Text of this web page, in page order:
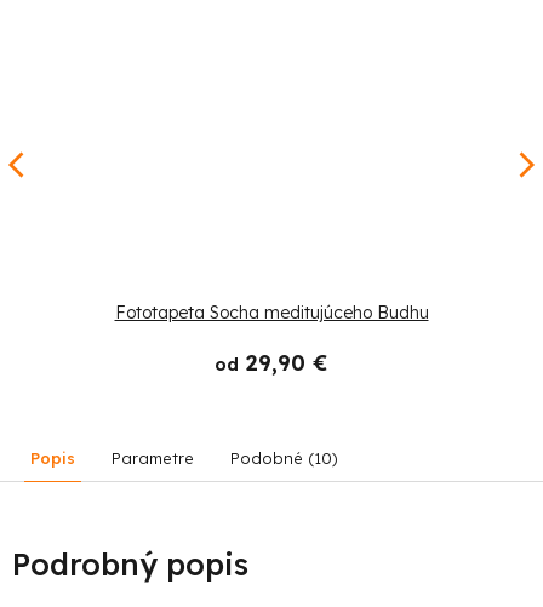
Fototapeta Socha meditujúceho Budhu
od 29,90 €
Popis Parametre Podobné (10)
Podrobný popis